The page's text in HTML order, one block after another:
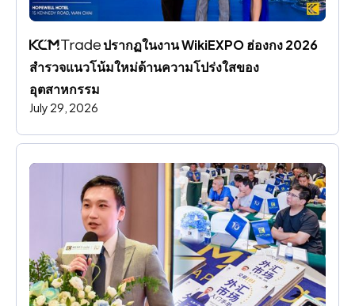
ปรากฏในงาน WikiEXPO ฮ่องกง 2026
สํารวจแนวโน้มใหม่ด้านความโปร่งใสของ
อุตสาหกรรม
July 29, 2026